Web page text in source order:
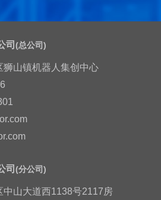
司(总公司)
狮山镇机器人集创中心
司(分公司)
中山大道西1138号2117房